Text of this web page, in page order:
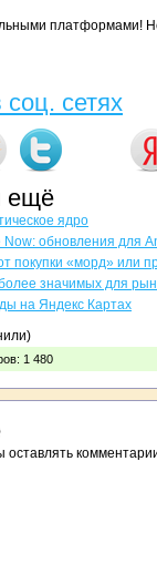
платформами!
сетях
ещё
ядро
Now: обновления для
покупки «морд» или
значимых для
на Яндекс Картах
1 480
оставлять